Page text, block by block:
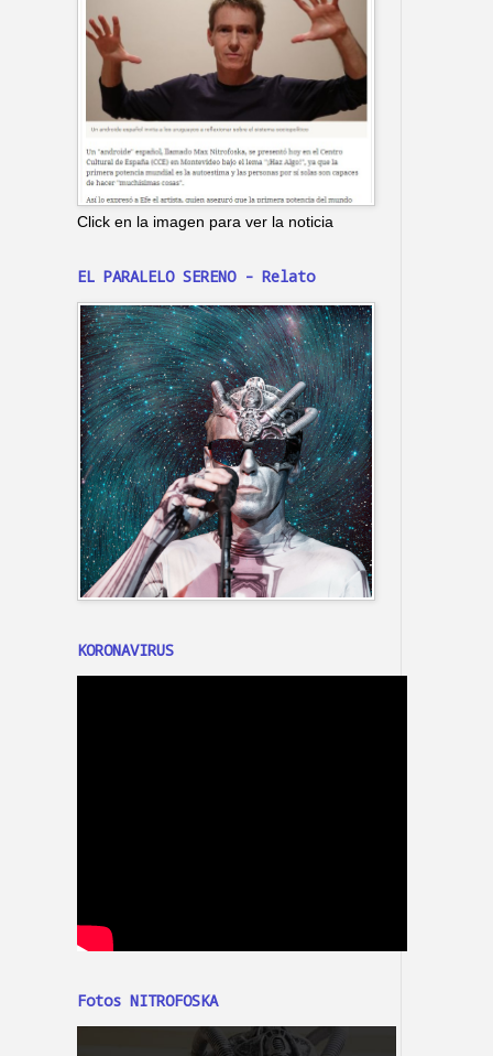
Click en la imagen para ver la noticia
EL PARALELO SERENO - Relato
KORONAVIRUS
Fotos NITROFOSKA